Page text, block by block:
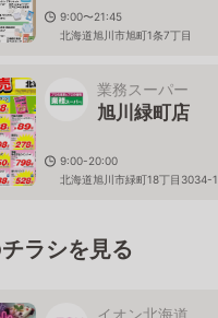
9:00〜21:45
北海道旭川市旭町1条7丁目
業務スーパー
旭川緑町店
9:00-20:00
北海道旭川市緑町18丁目3034-1
ラシを見る
イオン北海道